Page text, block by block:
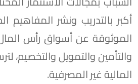
أكبر بالتدريب ونشر المفاهيم
الموثوقة عن أسواق رأس
والتأمين والتمويل والتخصيم،
المالية غير المصرفية.